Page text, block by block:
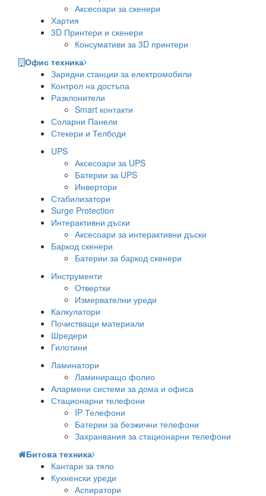
Аксесоари за скенери
Хартия
3D Принтери и скенери
Консумативи за 3D принтери
Офис техника
Зарядни станции за електромобили
Контрол на достъпа
Разклонители
Smart контакти
Соларни Панели
Стекери и Телбоди
UPS
Аксесоари за UPS
Батерии за UPS
Инвертори
Стабилизатори
Surge Protection
Интерактивни дъски
Аксесоари за интерактивни дъски
Баркод скенери
Батерии за баркод скенери
Инструменти
Отвертки
Измервателни уреди
Калкулатори
Почистващи материали
Шредери
Гилотини
Ламинатори
Ламиниращо фолио
Алармени системи за дома и офиса
Стационарни телефони
IP Телефони
Батерии за безжични телефони
Захранвания за стационарни телефони
Битова техника
Кантари за тяло
Кухненски уреди
Аспиратори